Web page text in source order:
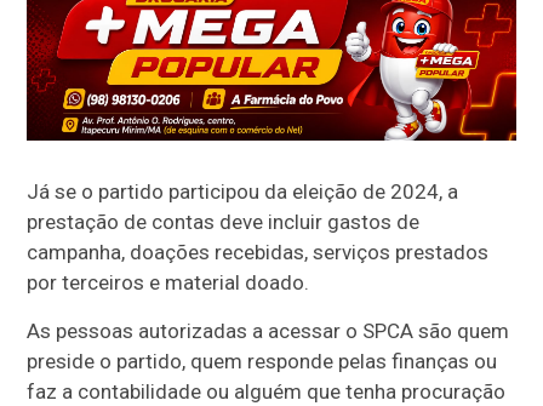
Já se o partido participou da eleição de 2024, a
prestação de contas deve incluir gastos de
campanha, doações recebidas, serviços prestados
por terceiros e material doado.
As pessoas autorizadas a acessar o SPCA são quem
preside o partido, quem responde pelas finanças ou
faz a contabilidade ou alguém que tenha procuração